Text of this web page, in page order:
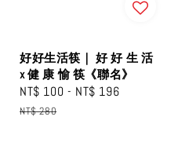
好好生活筷｜ 好 好 生 活
x 健 康 愉 筷《聯名》
Sale
price
NT$ 100 - NT$ 196
NT$ 280